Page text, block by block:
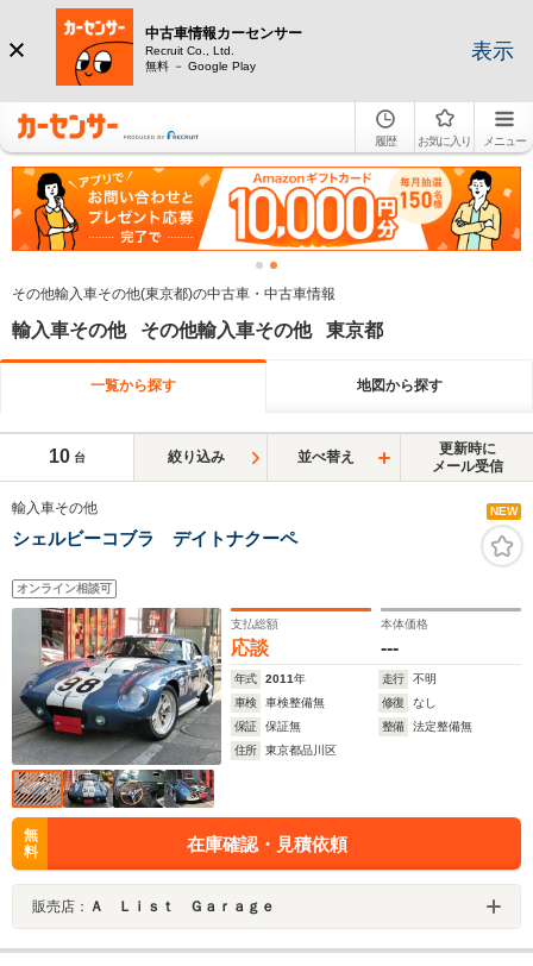
中古車情報カーセンサー
Recruit Co., Ltd.
無料 － Google Play
表示
履歴 お気に入り メニュー
その他輸入車その他(東京都)の中古車・中古車情報
輸入車その他 その他輸入車その他 東京都
一覧から探す 地図から探す
10 台 絞り込み 並べ替え
更新時に
メール受信
輸入車その他 NEW
シェルビーコブラ デイトナクーペ
オンライン相談可
支払総額
応談
本体価格
---
年式 2011年 走行
不明
車検
車検整備無 修復
なし
保証
保証無 整備
法定整備無
住所
東京都品川区
無
料
在庫確認・見積依頼
販売店： Ａ Ｌｉｓｔ Ｇａｒａｇｅ